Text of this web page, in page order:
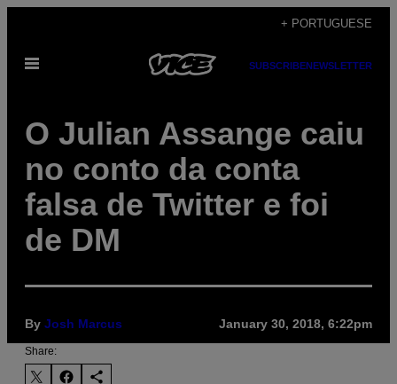
content
+ PORTUGUESE
Open
SUBSCRIBENEWSLETTER
O Julian Assange caiu
no conto da conta
falsa de Twitter e foi
de DM
By Josh Marcus January 30, 2018, 6:22pm
Share: